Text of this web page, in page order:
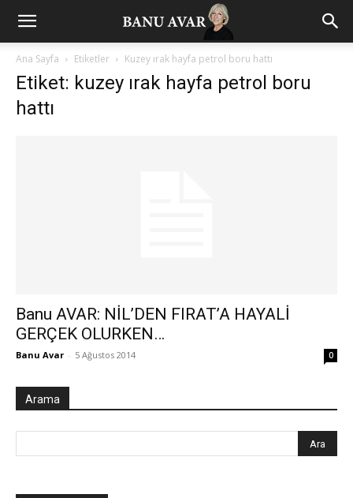
Ana Sayfa Etiketler Kuzey ırak hayfa petrol boru hattı
Etiket: kuzey ırak hayfa petrol boru
hattı
Banu AVAR: NİL’DEN FIRAT’A HAYALİ
GERÇEK OLURKEN…
Banu Avar - 5 Ağustos 2014 0
Arama